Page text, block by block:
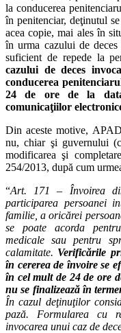
la conducerea
în penitenciar, deţinutul
acea copie, mai ales în
în urma cazului de
suficient de repede la
cazului de deces
conducerea
24 de ore de la
comunicaţiilor
Din aceste motive,
nu, chiar şi guvernului
modificarea şi
254/2013, după cum
“Art. 171 – Învoirea
participarea persoanei
familie, a oricărei
se poate acorda
medicale sau pentru
calamitate. Verificările
în cererea de învoire se
în cel mult de 24 de ore
nu se finalizează în
În cazul deţinuţilor
pază. Formularea cu
invocarea unui caz de